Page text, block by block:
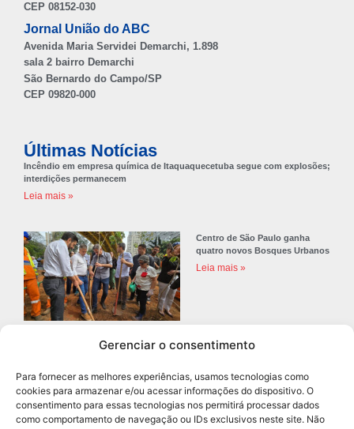
Gerenciar o consentimento
Para fornecer as melhores experiências, usamos tecnologias como
cookies para armazenar e/ou acessar informações do dispositivo. O
consentimento para essas tecnologias nos permitirá processar dados
como comportamento de navegação ou IDs exclusivos neste site. Não
CEP 08152-030
Jornal União do ABC
Avenida Maria Servidei Demarchi, 1.898
sala 2 bairro Demarchi
São Bernardo do Campo/SP
CEP 09820-000
Últimas Notícias
Incêndio em empresa química de Itaquaquecetuba segue com explosões;
interdições permanecem
Leia mais »
Centro de São Paulo ganha
quatro novos Bosques Urbanos
Leia mais »
para professores
Leia mais »